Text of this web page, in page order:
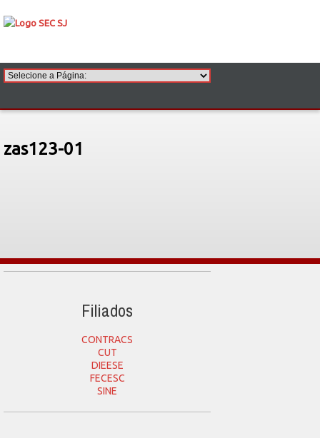
zas123-01
Filiados
CONTRACS
CUT
DIEESE
FECESC
SINE